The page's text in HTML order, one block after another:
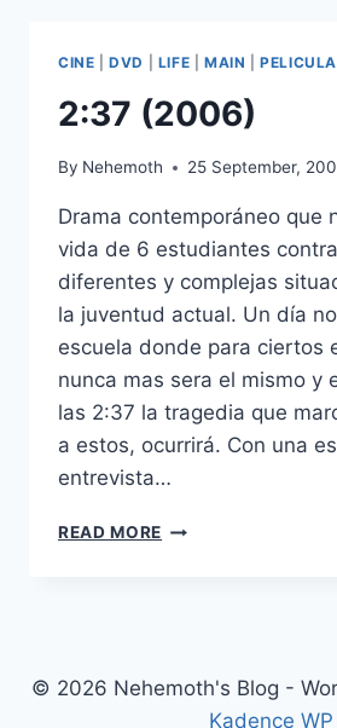
CINE |DVD LIFE MAIN |
2:37 (2006)
By Nehemoth 25 September,
Drama contemporáneo que
vida de 6 estudiantes
diferentes y complejas
la juventud actual. Un día
escuela donde para ciertos
nunca mas sera el mismo y
las 2:37 la tragedia que
a estos, ocurrirá. Con una
entrevista…
READ MORE 2:37
© 2026 Nehemoth's Blog -
Kadence WP